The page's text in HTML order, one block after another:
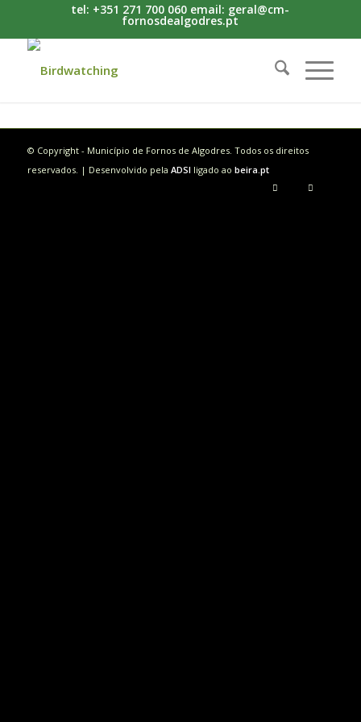
tel: +351 271 700 060 email: geral@cm-
fornosdealgodres.pt
© Copyright - Município de Fornos de Algodres. Todos os direitos
reservados. | Desenvolvido pela ADSI ligado ao beira.pt